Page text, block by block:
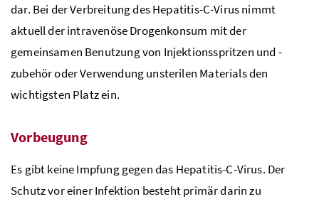
dar. Bei der Verbreitung des Hepatitis-C-Virus nimmt
aktuell der intravenöse Drogenkonsum mit der
gemeinsamen Benutzung von Injektionsspritzen und -
zubehör oder Verwendung unsterilen Materials den
wichtigsten Platz ein.
Vorbeugung
Es gibt keine Impfung gegen das Hepatitis-C-Virus. Der
Schutz vor einer Infektion besteht primär darin zu